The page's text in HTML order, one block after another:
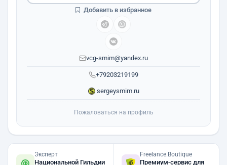
+79203219199
vcg-smim@yandex.ru
sergeysmim.ru
Добавить в избранное
Пожаловаться на профиль
Эксперт
Национальной Гильдии
Freelance.Boutique
Премиум-сервис для